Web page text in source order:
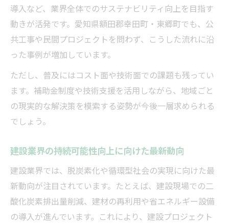
導入など、業界全体でのサステナビリティ向上を目指す
動きが活発です。愛知県額田郡幸田町・東郷町でも、公
共工事や民間プロジェクトを問わず、こうした流れに沿
った事例が増加しています。
ただし、普及にはコスト面や技術面での課題も残ってい
ます。補助金制度や技術支援を活用しながら、地域ごと
の現実的な解決策を模索する姿勢が今後一層求められる
でしょう。
建設業界の持続可能性向上に向けた最新動向
建設業界では、脱炭素化や循環型社会の実現に向けた最
新動向が注目されています。たとえば、建設現場での二
酸化炭素排出量削減、建材の再利用や省エネルギー設備
の導入が進んでいます。これにより、建設プロジェクト